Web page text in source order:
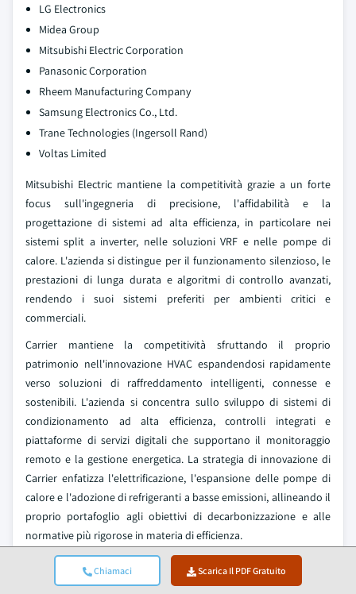
Chiamaci Scarica Il PDF Gratuito
LG Electronics
Midea Group
Mitsubishi Electric Corporation
Panasonic Corporation
Rheem Manufacturing Company
Samsung Electronics Co., Ltd.
Trane Technologies (Ingersoll Rand)
Voltas Limited
Mitsubishi Electric mantiene la competitività grazie a un forte
focus sull'ingegneria di precisione, l'affidabilità e la
progettazione di sistemi ad alta efficienza, in particolare nei
sistemi split a inverter, nelle soluzioni VRF e nelle pompe di
calore. L'azienda si distingue per il funzionamento silenzioso, le
prestazioni di lunga durata e algoritmi di controllo avanzati,
rendendo i suoi sistemi preferiti per ambienti critici e
commerciali.
Carrier mantiene la competitività sfruttando il proprio
patrimonio nell'innovazione HVAC espandendosi rapidamente
verso soluzioni di raffreddamento intelligenti, connesse e
sostenibili. L'azienda si concentra sullo sviluppo di sistemi di
condizionamento ad alta efficienza, controlli integrati e
piattaforme di servizi digitali che supportano il monitoraggio
remoto e la gestione energetica. La strategia di innovazione di
Carrier enfatizza l'elettrificazione, l'espansione delle pompe di
calore e l'adozione di refrigeranti a basse emissioni, allineando il
proprio portafoglio agli obiettivi di decarbonizzazione e alle
normative più rigorose in materia di efficienza.
Notizie del settore dei sistemi di condizionamento dell'aria
Ad agosto 2025, Bosch ha completato l'acquisizione del